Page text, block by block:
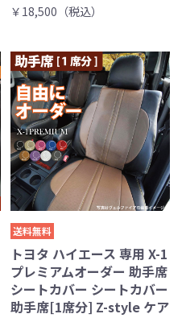
￥18,500（税込）
送料無料
トヨタ ハイエース 専用 X-1
プレミアムオーダー 助手席
シートカバー シートカバー
助手席[1席分] Z-style ケア